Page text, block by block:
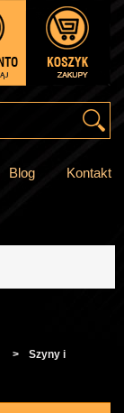
Blog Kontakt
>
Szyny i